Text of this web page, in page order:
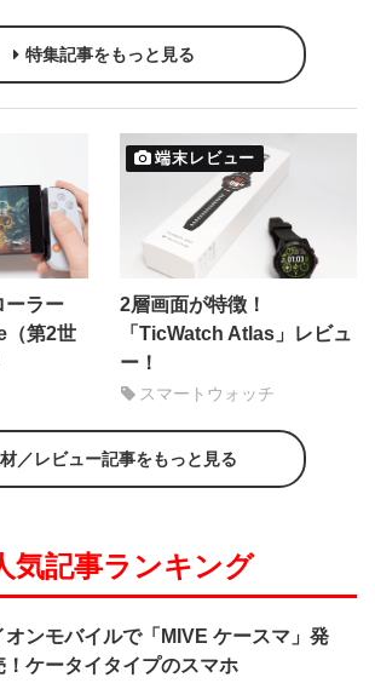
特集記事をもっと見る
ーラー
（第2世
端末レビュー
2層画面が特徴！
「TicWatch Atlas」レビュ
ー！
スマートウォッチ
／レビュー記事をもっと見る
気記事ランキング
オンモバイルで「MIVE ケースマ」発
！ケータイタイプのスマホ